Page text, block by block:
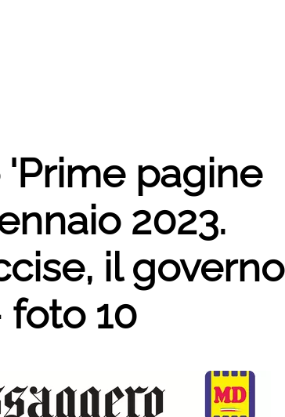
pagine
2023.
il governo
10